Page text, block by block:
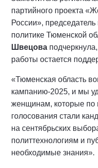
партийного проекта
России»,
политике Тюменской
Швецова
работы остается
«Тюменская область
кампанию-2025, и мы
женщинам, которые по
голосования стали
на сентябрьских
политтехнологиям и
необходимые знания».